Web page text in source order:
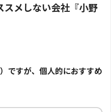
メしない会社『小野
ですが、個人的におすすめ